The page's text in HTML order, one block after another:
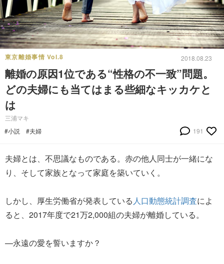
東京離婚事情 Vol.8 2018.08.23
離婚の原因1位である“性格の不一致”問題。
どの夫婦にも当てはまる些細なキッカケと
は
三浦マキ
#小説
#夫婦 191
夫婦とは、不思議なものである。赤の他人同士が一緒にな
り、そして家族となって家庭を築いていく。
しかし、厚生労働省が発表している 人口動態統計調査によ
ると、2017年度で21万2,000組の夫婦が離婚している。
—永遠の愛を誓いますか？